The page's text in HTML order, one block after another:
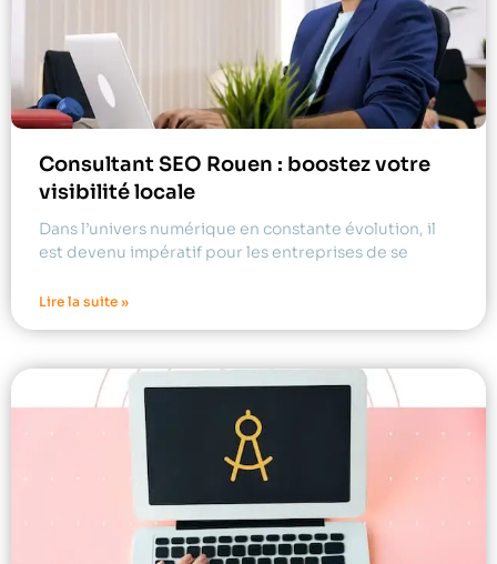
Consultant SEO Rouen : boostez votre
visibilité locale
Dans l’univers numérique en constante évolution, il
est devenu impératif pour les entreprises de se
Lire la suite »